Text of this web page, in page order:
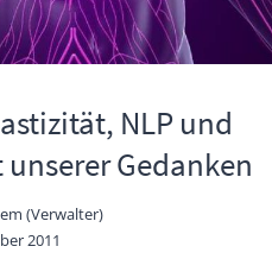
NLP und
Gedanken
(Verwalter)
2011